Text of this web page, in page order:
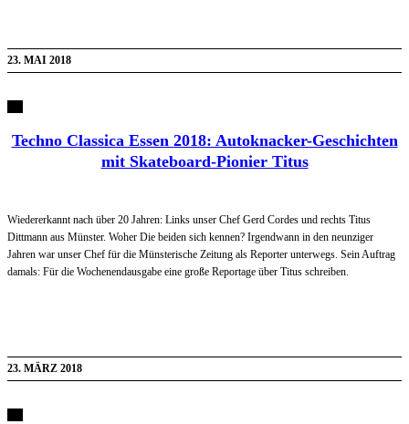
23. MAI 2018
Techno Classica Essen 2018: Autoknacker-Geschichten
mit Skateboard-Pionier Titus
Wiedererkannt nach über 20 Jahren: Links unser Chef Gerd Cordes und rechts Titus
Dittmann aus Münster. Woher Die beiden sich kennen? Irgendwann in den neunziger
Jahren war unser Chef für die Münsterische Zeitung als Reporter unterwegs. Sein Auftrag
damals: Für die Wochenendausgabe eine große Reportage über Titus schreiben.
23. MÄRZ 2018